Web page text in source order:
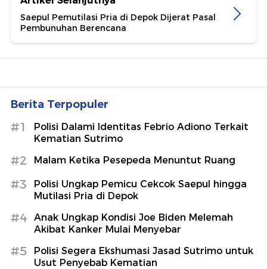
Saepul Pemutilasi Pria di Depok Dijerat Pasal
Pembunuhan Berencana
Berita Terpopuler
#1
Polisi Dalami Identitas Febrio Adiono Terkait
Kematian Sutrimo
#2 Malam Ketika Pesepeda Menuntut Ruang
#3
Polisi Ungkap Pemicu Cekcok Saepul hingga
Mutilasi Pria di Depok
#4
Anak Ungkap Kondisi Joe Biden Melemah
Akibat Kanker Mulai Menyebar
#5
Polisi Segera Ekshumasi Jasad Sutrimo untuk
Usut Penyebab Kematian